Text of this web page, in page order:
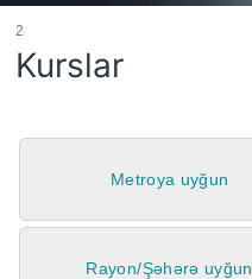
2
Kurslar
Metroya uyğun
Rayon/Şəhərə uyğun